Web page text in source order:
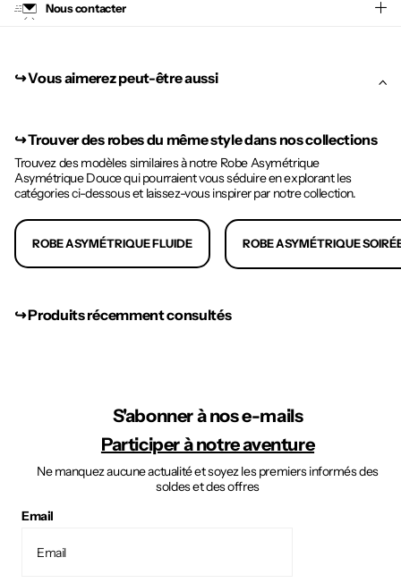
Nous contacter
↪︎ Vous aimerez peut-être aussi
↪︎Trouver des robes du même style dans nos collections
Trouvez des modèles similaires à notre Robe Asymétrique
Asymétrique Douce qui pourraient vous séduire en explorant les
catégories ci-dessous et laissez-vous inspirer par notre collection.
ROBE ASYMÉTRIQUE FLUIDE ROBE ASYMÉTRIQUE
↪︎ Produits récemment consultés
S'abonner à nos e-mails
Participer à notre aventure
Ne manquez aucune actualité et soyez les premiers informés des
soldes et des offres
Email